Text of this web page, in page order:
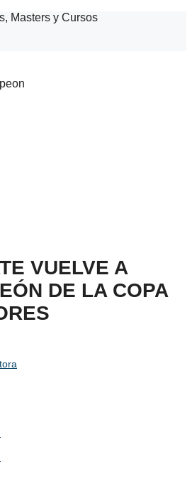
Masters y Cursos
VUELVE A
DE LA COPA